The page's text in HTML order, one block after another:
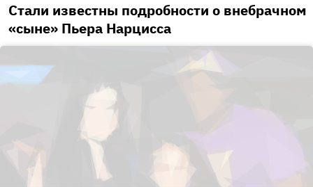
Стали известны подробности о внебрачном
«сыне» Пьера Нарцисса